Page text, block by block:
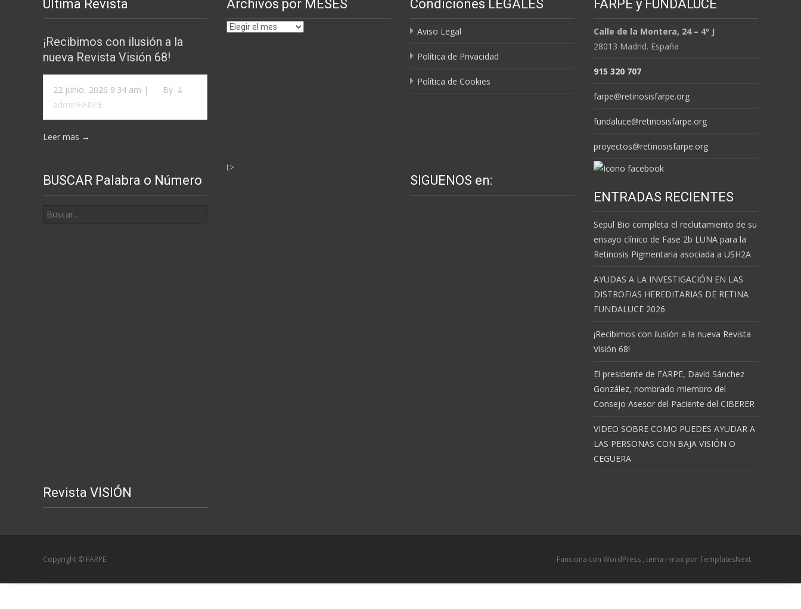
Última Revista
¡Recibimos con ilusión a la
nueva Revista Visión 68!
22 junio, 2026 9:34 am |
By
adminFARPE
Leer mas →
Archivos por MESES
Archivos
Condiciones LEGALES
Aviso Legal
Política de Privacidad
Política de Cookies
FARPE y FUNDALUCE
Calle de la Montera, 24 – 4º J
28013 Madrid. España
915 320 707
farpe@retinosisfarpe.org
fundaluce@retinosisfarpe.org
proyectos@retinosisfarpe.org
BUSCAR Palabra o Número
por:
t>
SIGUENOS en:
ENTRADAS RECIENTES
Sepul Bio completa el reclutamiento de su
ensayo clínico de Fase 2b LUNA para la
Retinosis Pigmentaria asociada a USH2A
AYUDAS A LA INVESTIGACIÓN EN LAS
DISTROFIAS HEREDITARIAS DE RETINA
FUNDALUCE 2026
¡Recibimos con ilusión a la nueva Revista
Visión 68!
El presidente de FARPE, David Sánchez
González, nombrado miembro del
Consejo Asesor del Paciente del CIBERER
VIDEO SOBRE COMO PUEDES AYUDAR A
LAS PERSONAS CON BAJA VISIÓN O
CEGUERA
Revista VISIÓN
Copyright © FARPE Funciona con WordPress , tema i-max por TemplatesNext.